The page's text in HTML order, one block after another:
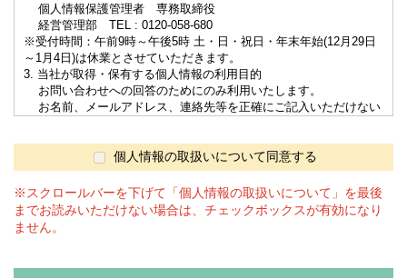
個人情報保護管理者 専務取締役
経営管理部 TEL : 0120-058-680
※受付時間：午前9時～午後5時 土・日・祝日・年末年始(12月29日
～1月4日)は休業とさせていただきます。
3. 当社が取得・保有する個人情報の利用目的
お問い合わせへの回答のためにのみ利用いたします。
お名前、メールアドレス、連絡先等を正確にご記入いただけない
当サイトでは、第三者に提供することはありません。
5. 個人情報の委託
上記3.の利用目的を達成するため、委託する場合があります。委
託先とは「情報漏洩防止に関する契約書」を交わし、委託する個人
情報の安全管理が図られるよう、委託先に対する必要、かつ、適切
な監督を行ないます。
当社では取得した個人情報について、本人または代理人からの利
個人情報の取扱いについて同意する
※スクロールバーを下げて「個人情報の取扱いについて」を最後
までお読みいただけない場合は、チェックボックスが有効になり
ません。